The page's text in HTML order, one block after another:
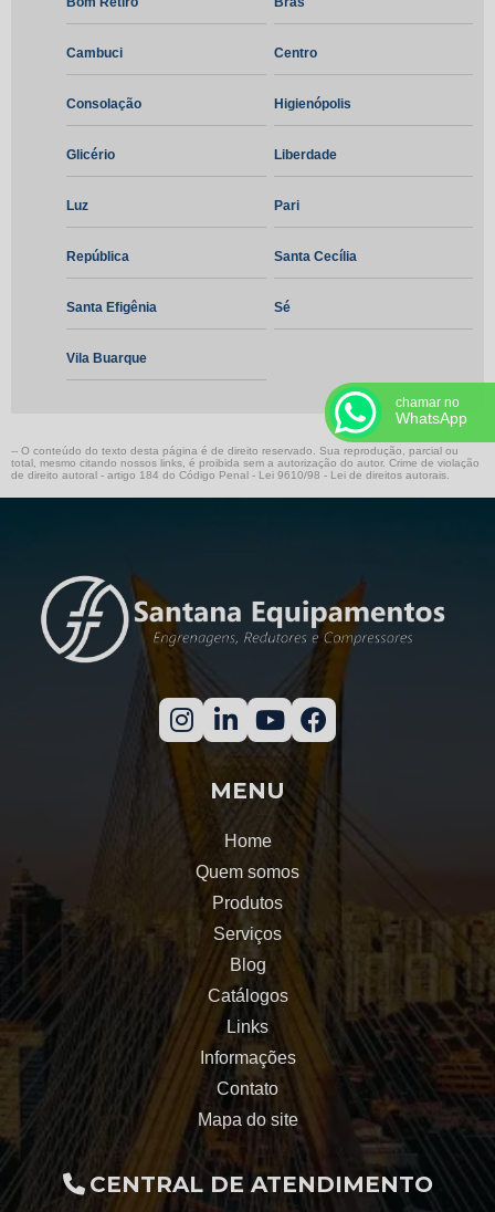
Redutor coaxial
Redutor de velocidades
Redutor especial
Empresa fresadora de engrenagens
Engrenagem cônica helicoidal
Redutor de velocidade de engrenagens helicoidais
Redutor planetário preço
Cremalheira helicoidal preço
Fresamento de cremalheira
Manutenção preditiva redutores de velocidade
Redutor de engrenagens helicoidais
Redutor de velocidade engrenagem
Cambuci Centro
Consolação Higienópolis
Glicério Liberdade
Luz Pari
República Santa Cecília
Santa Efigênia Sé
Vila Buarque
-- O conteúdo do texto desta página é de direito reservado. Sua reprodução, parcial ou
total, mesmo citando nossos links, é proibida sem a autorização do autor. Crime de violação
de direito autoral - artigo 184 do Código Penal - Lei 9610/98 - Lei de direitos autorais
MENU
Home
Quem somos
Produtos
Serviços
Blog
Catálogos
Links
Informações
Contato
Mapa do site
CENTRAL DE ATENDIMENTO
chamar no
WhatsApp